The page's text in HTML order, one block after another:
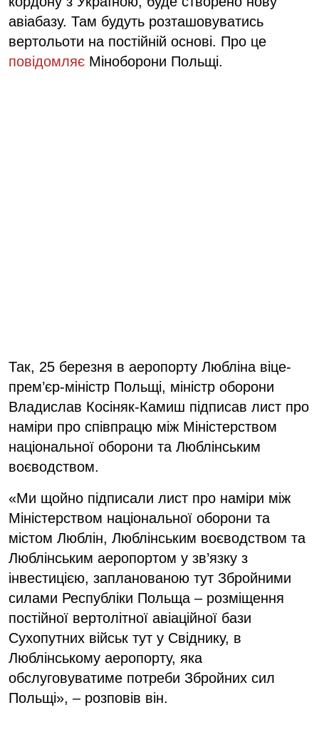
авіабазу. Там будуть розташовуватись
вертольоти на постійній основі. Про це
повідомляє Міноборони Польщі.
Так, 25 березня в аеропорту Любліна віце-
прем’єр-міністр Польщі, міністр оборони
Владислав Косіняк-Камиш підписав лист про
наміри про співпрацю між Міністерством
національної оборони та Люблінським
воєводством.
«Ми щойно підписали лист про наміри між
Міністерством національної оборони та
містом Люблін, Люблінським воєводством та
Люблінським аеропортом у зв’язку з
інвестицією, запланованою тут Збройними
силами Республіки Польща – розміщення
постійної вертолітної авіаційної бази
Сухопутних військ тут у Свіднику, в
Люблінському аеропорту, яка
обслуговуватиме потреби Збройних сил
Польщі», – розповів він.